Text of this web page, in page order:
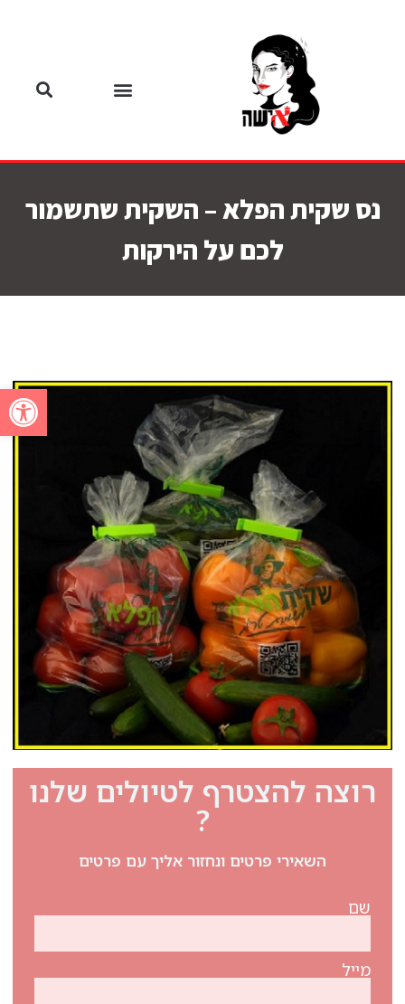
פתח
נס שקית הפלא – השקית שתשמור
לכם על הירקות
רוצה להצטרף לטיולים שלנו
?
השאירי פרטים ונחזור אליך עם פרטים
שם
מייל